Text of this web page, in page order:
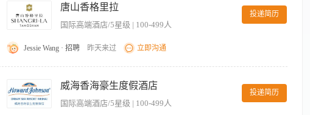
步的专业培训。 5、依据酒店和部门的相关规章制度，协助领导管理健身房的员工。
规定和领导的指导意见。 【岗位要求】 1、良好的团队协作能力、沟通能力，服务意识
3、有较好的语言沟通能力，仪容整洁，精神饱满，身体健康。
唐山香格里拉
国际高端酒店/5星级 | 100-499人
投递简历
Jessie Wang · 招聘 昨天来过 立即沟通
做好健身活动的安全防范工作，确保宾客安全。 4. 熟悉掌握前台各项工作流程，熟知
/区域时刻处于整洁的营运状态，各类推广资料整齐正确摆放于相关位置； 6. 每天盘点
所需物品的不足及时做出汇报及补充。 7.严格遵守公司财务制度，准确熟练地打印会
威海香海豪生度假酒店
国际高端酒店/5星级 | 100-499人
投递简历